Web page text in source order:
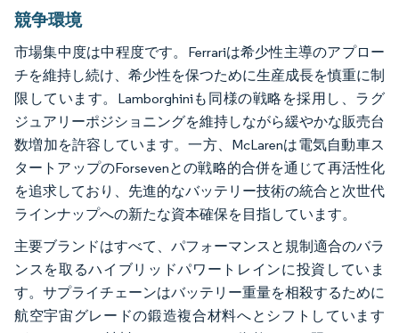
競争環境
市場集中度は中程度です。Ferrariは希少性主導のアプロー
チを維持し続け、希少性を保つために生産成長を慎重に制
限しています。Lamborghiniも同様の戦略を採用し、ラグ
ジュアリーポジショニングを維持しながら緩やかな販売台
数増加を許容しています。一方、McLarenは電気自動車ス
タートアップのForsevenとの戦略的合併を通じて再活性化
を追求しており、先進的なバッテリー技術の統合と次世代
ラインナップへの新たな資本確保を目指しています。
主要ブランドはすべて、パフォーマンスと規制適合のバラ
ンスを取るハイブリッドパワートレインに投資していま
す。サプライチェーンはバッテリー重量を相殺するために
航空宇宙グレードの鍛造複合材料へとシフトしています